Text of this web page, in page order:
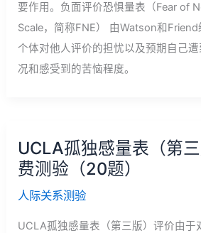
要作用。负面评价恐惧量表（Fear of
Scale，简称FNE） 由Watson和
个体对他人评价的担忧以及预期自己
况和感受到的苦恼程度。
UCLA孤独感量表（第
费测验（20题）
人际关系测验
UCLA孤独感量表（第三版）评价由于